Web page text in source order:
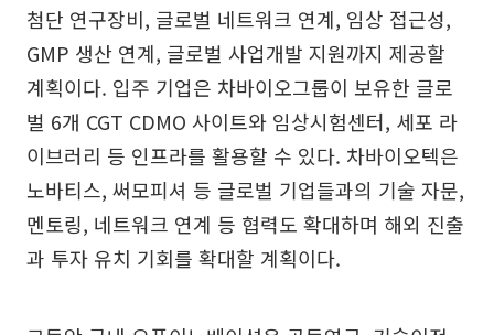
첨단 연구장비, 글로벌 네트워크 연계, 임상 접근성,
GMP 생산 연계, 글로벌 사업개발 지원까지 제공할
계획이다. 입주 기업은 차바이오그룹이 보유한 글로
벌 6개 CGT CDMO 사이트와 임상시험센터, 세포 라
이브러리 등 인프라를 활용할 수 있다. 차바이오텍은
노바티스, 써모피셔 등 글로벌 기업들과의 기술 자문,
멘토링, 네트워크 연계 등 협력도 확대하며 해외 진출
과 투자 유치 기회를 확대할 계획이다.